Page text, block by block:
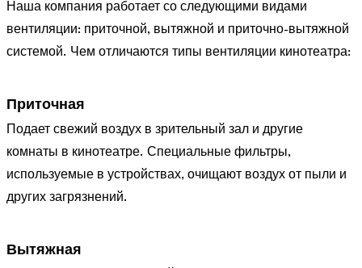
Наша компания работает со следующими видами
вентиляции: приточной, вытяжной и приточно-вытяжной
системой. Чем отличаются типы вентиляции кинотеатра:
Приточная
Подает свежий воздух в зрительный зал и другие
комнаты в кинотеатре. Специальные фильтры,
используемые в устройствах, очищают воздух от пыли и
других загрязнений.
Вытяжная